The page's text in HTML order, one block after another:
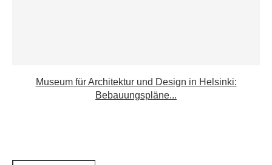
Museum für Architektur und Design in Helsinki:
Bebauungspläne...